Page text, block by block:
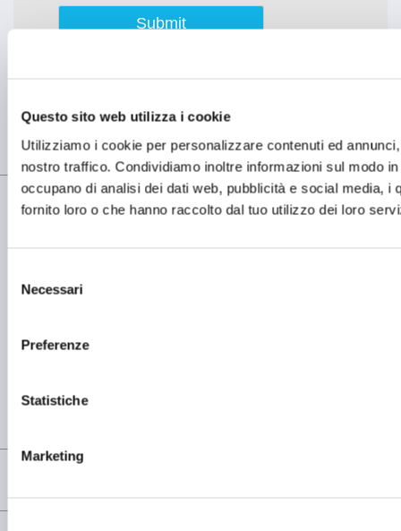
Questo sito web utilizza i cookie
Utilizziamo i cookie per personalizzare contenuti ed
nostro traffico. Condividiamo inoltre informazioni sul modo
occupano di analisi dei dati web, pubblicità e social media,
fornito loro o che hanno raccolto dal tuo utilizzo dei loro
delNecessari
Preferenze
Statistiche
Marketing
Home Sostenibilità
SEDE OPERATIVA
Tel. (+39) 0323 836386
20127 Milano (MI) Italia